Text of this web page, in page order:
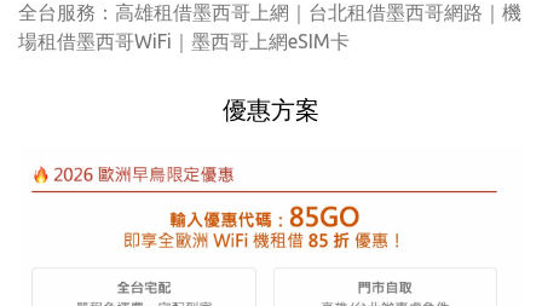
全台服務：高雄租借墨西哥上網｜台北租借墨西哥網路｜機
場租借墨西哥WiFi｜墨西哥上網eSIM卡
優惠方案